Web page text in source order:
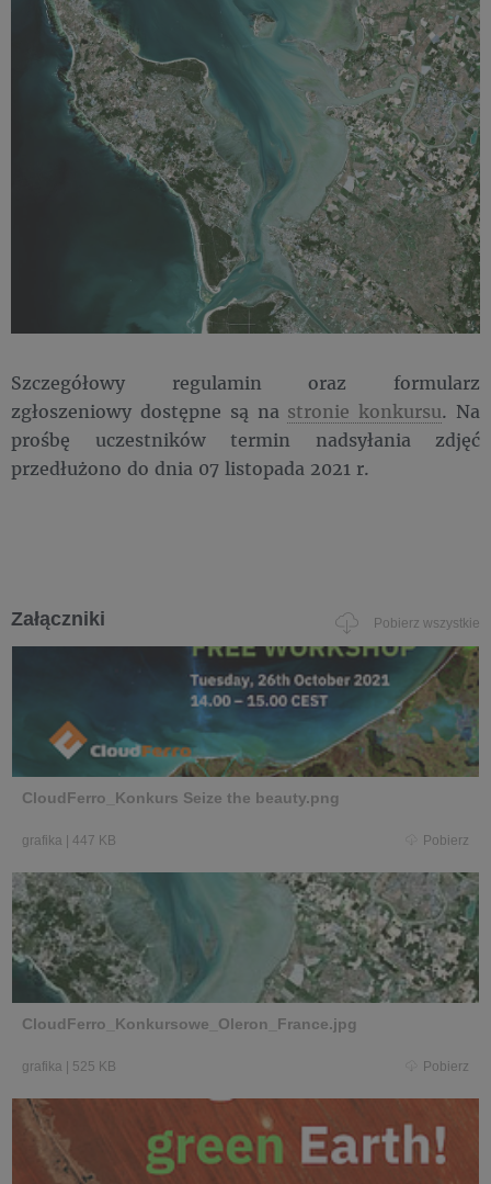
Szczegółowy regulamin oraz formularz
zgłoszeniowy dostępne są na stronie konkursu. Na
prośbę uczestników termin nadsyłania zdjęć
przedłużono do dnia 07 listopada 2021 r.
Załączniki Pobierz wszystkie
CloudFerro_Konkurs Seize the beauty.png
grafika | 447 KB Pobierz
CloudFerro_Konkursowe_Oleron_France.jpg
grafika | 525 KB Pobierz